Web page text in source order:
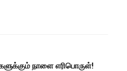
நாளை எரிபொருள்!